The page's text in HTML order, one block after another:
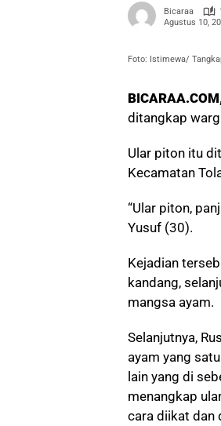
Bicaraa
Agustus 10,
Foto: Istimewa/
ditangkap
Ular piton itu
Kecamatan
“Ular piton,
Yusuf (30).
Kejadian
kandang,
mangsa ayam.
Selanjutnya,
ayam yang
lain yang di
menangkap
cara diikat dan